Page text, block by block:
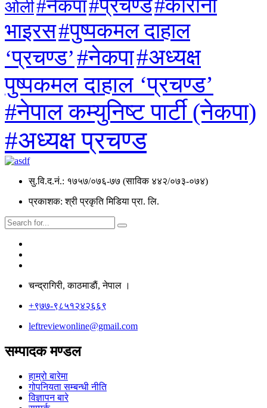
ओली#नेकपा#प्रचण्ड#कोरोना
भाइरस#पुष्पकमल दाहाल
‘प्रचण्ड’#नेकपा#अध्यक्ष
पुष्पकमल दाहाल ‘प्रचण्ड’
#नेपाल कम्युनिष्ट पार्टी (नेकपा)
#अध्यक्ष प्रचण्ड
सु.वि.द.नं.: १७५७/०७६-७७ (साविक ४४२/०७३-०७४)
प्रकाशक: श्री प्रकृति मिडिया प्रा. लि.
चन्द्रागिरी, काठमाडाैं, नेपाल ।
+९७७-९८५१२४२६६९
leftreviewonline@gmail.com
सम्पादक मण्डल
हाम्रो बारेमा
गोपनियता सम्बन्धी नीति
विज्ञापन बारे